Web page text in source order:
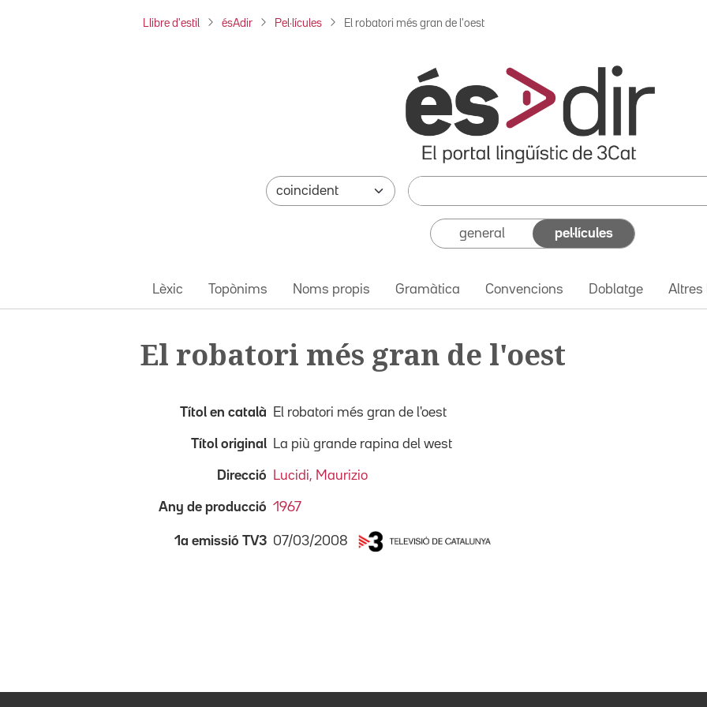
Llibre d'estil ésAdir Pel·lícules El robatori més gran de l'oest
general pel·lícules
Lèxic Topònims Noms propis Gramàtica Convencions Doblatge Altres
El robatori més gran de l'oest
Títol en català El robatori més gran de l'oest
Títol original La più grande rapina del west
Direcció Lucidi, Maurizio
Any de producció 1967
1a emissió TV3 07/03/2008